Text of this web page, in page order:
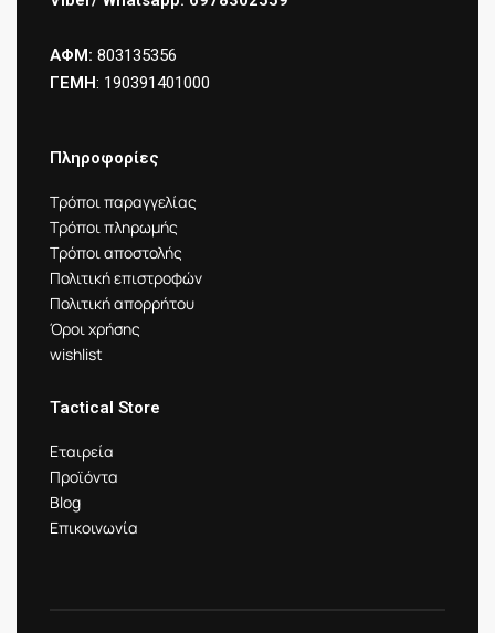
ΑΦΜ: 803135356
ΓΕΜΗ: 190391401000
Πληροφορίες
Τρόποι παραγγελίας
Τρόποι πληρωμής
Τρόποι αποστολής
Πολιτική επιστροφών
Πολιτική απορρήτου
Όροι χρήσης
wishlist
Tactical Store
Εταιρεία
Προϊόντα
Blog
Επικοινωνία